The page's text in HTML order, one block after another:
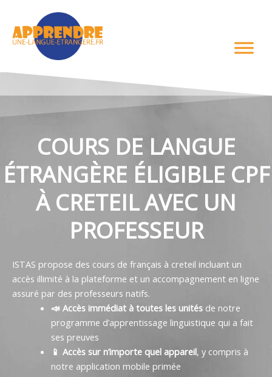
contenu
COURS DE LANGUE
ÉTRANGÈRE ÉLIGIBLE CPF
À CRETEIL AVEC UN
PROFESSEUR
ISTAS propose des cours de français à creteil incluant un
accès illimité à la plateforme et un accompagnement en ligne
assuré par des professeurs natifs.
📣 Accès immédiat à toutes les unitésde notre
programme d’apprentissage linguistique qui a fait
ses preuves
📱 Accès sur n’importe quel appareil, y compris à
notre application mobile primée